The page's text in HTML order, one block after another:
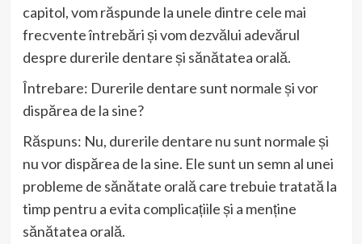
capitol, vom răspunde la unele dintre cele mai
frecvente întrebări și vom dezvălui adevărul
despre durerile dentare și sănătatea orală.
Întrebare: Durerile dentare sunt normale și vor
dispărea de la sine?
Răspuns: Nu, durerile dentare nu sunt normale și
nu vor dispărea de la sine. Ele sunt un semn al unei
probleme de sănătate orală care trebuie tratată la
timp pentru a evita complicațiile și a menține
sănătatea orală.